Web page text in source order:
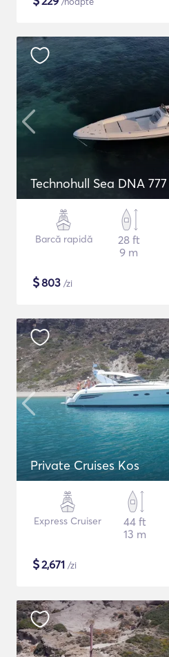
Technohull Sea DNA 777
Barcă rapidă
28 ft
9 m
$803 /zi
Private Cruises Kos
Express Cruiser
44 ft
13 m
$2,671 /zi